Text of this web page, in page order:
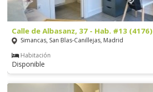
Calle de Albasanz, 37 - Hab. #13 (4176)
Simancas, San Blas-Canillejas, Madrid
Habitación
Disponible